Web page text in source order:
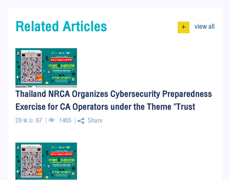
Related Articles + view all
Thailand NRCA Organizes Cybersecurity Preparedness
Exercise for CA Operators under the Theme "Trust
Beyond Cyber Threats: Every Era Faces Threats; This
29 พ.ย. 67 1465 Share